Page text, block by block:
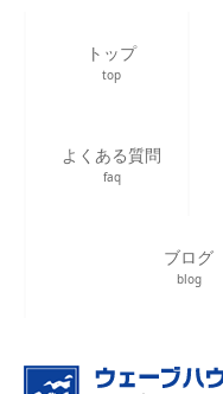
トップ
top
よくある質問
faq
ブログ
blog